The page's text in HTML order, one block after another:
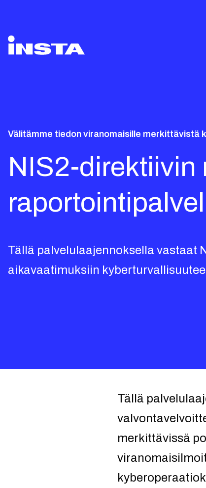
Välitämme tiedon viranomaisille merkittävistä
NIS2-direktiivin
Tällä palvelulaajennoksella vastaat
aikavaatimuksiin
Tällä
merkittävissä